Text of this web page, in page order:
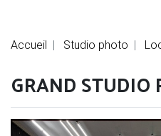
Accueil Studio photo
GRAND STUDIO